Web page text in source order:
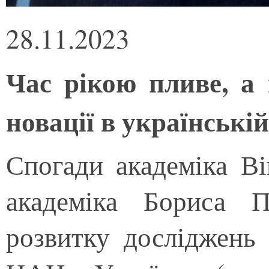
28.11.2023
Час рікою пливе, а
новації в
Спогади академіка
академіка Бориса
розвитку досліджень